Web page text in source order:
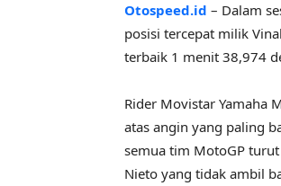
Otospeed.id – Dalam
posisi tercepat milik
terbaik 1 menit 38,974
Rider Movistar Yamaha
atas angin yang paling
semua tim MotoGP
Nieto yang tidak ambil